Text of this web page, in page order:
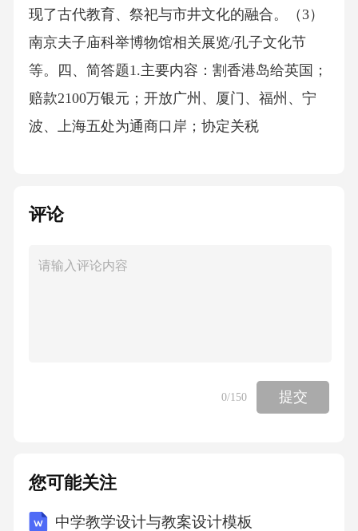
现了古代教育、祭祀与市井文化的融合。（3）
南京夫子庙科举博物馆相关展览/孔子文化节
等。四、简答题1.主要内容：割香港岛给英国；
赔款2100万银元；开放广州、厦门、福州、宁
波、上海五处为通商口岸；协定关税
评论
0/150 提交
您可能关注
中学教学设计与教案设计模板